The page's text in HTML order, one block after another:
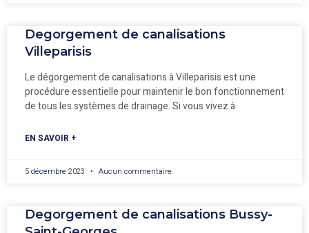
Degorgement de canalisations
Villeparisis
Le dégorgement de canalisations à Villeparisis est une
procédure essentielle pour maintenir le bon fonctionnement
de tous les systèmes de drainage. Si vous vivez à
EN SAVOIR +
5 décembre 2023 Aucun commentaire
Degorgement de canalisations Bussy-